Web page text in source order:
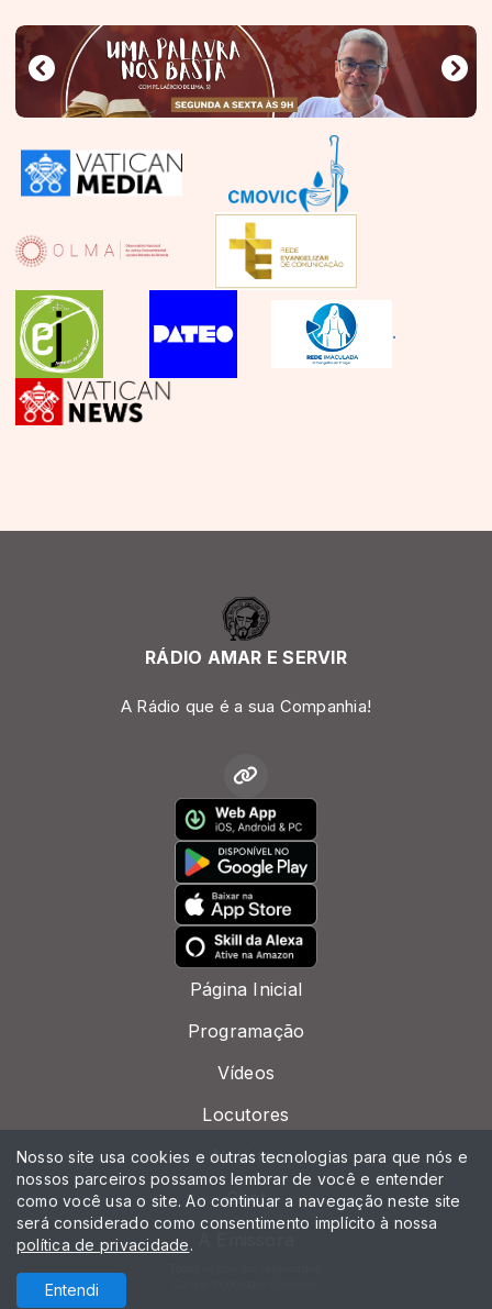
.
RÁDIO AMAR E SERVIR
A Rádio que é a sua Companhia!
Página Inicial
Programação
Vídeos
Locutores
Notícias
Chat
Nosso site usa cookies e outras tecnologias para que nós e
nossos parceiros possamos lembrar de você e entender
como você usa o site. Ao continuar a navegação neste site
será considerado como consentimento implícito à nossa
política de privacidade.
Entendi